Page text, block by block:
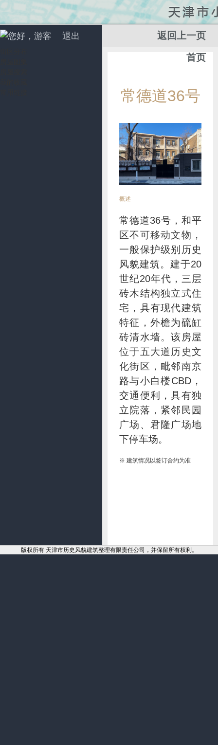
您好，游客 退出 返回上一页
首页
常德道36号
概述
常德道36号，和平
区不可移动文物，
一般保护级别历史
风貌建筑。建于20
世纪20年代，三层
砖木结构独立式住
宅，具有现代建筑
特征，外檐为硫缸
砖清水墙。该房屋
位于五大道历史文
化街区，毗邻南京
路与小白楼CBD，
交通便利，具有独
立院落，紧邻民园
广场、君隆广场地
下停车场。
※ 建筑情况以签订合约为准
版权所有 天津市历史风貌建筑整理有限责任公司，并保留所有权利。